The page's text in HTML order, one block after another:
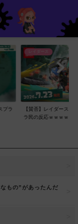
プラ
レイダース
【賛否】レイダースダ
ラ民の反応ｗｗｗｗ...
もの”があったんだ